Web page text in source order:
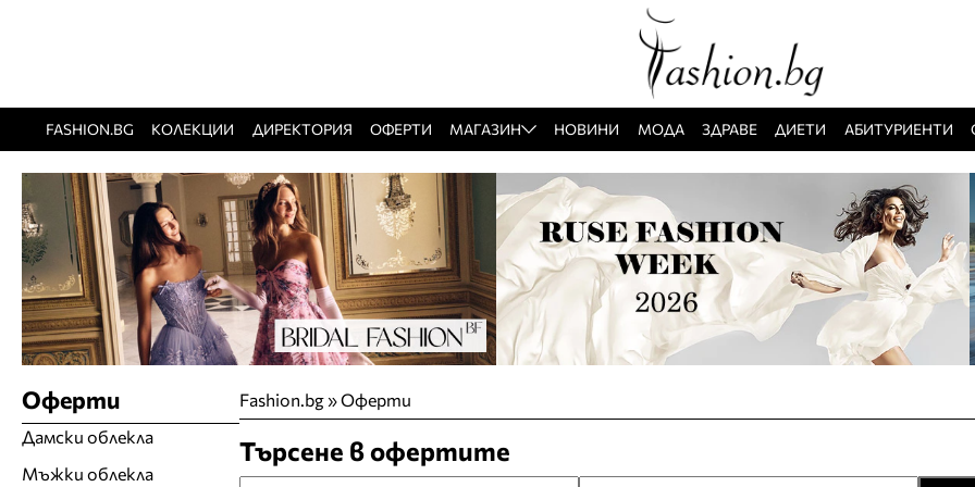
FASHION.BG КОЛЕКЦИИ ДИРЕКТОРИЯ ОФЕРТИ МАГАЗИН НОВИНИ МОДА ЗДРАВЕ ДИЕТИ АБИТУРИЕНТИ
Fashion.bg»Оферти
Търсене в офертите
Оферти
Дамски облекла
Мъжки облекла